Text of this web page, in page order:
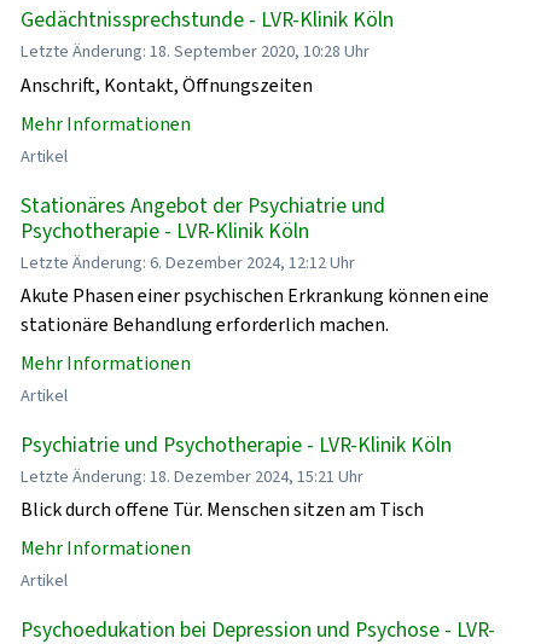
Gedächtnissprechstunde - LVR-Klinik Köln
Letzte Änderung: 18. September 2020, 10:28 Uhr
Anschrift, Kontakt, Öffnungszeiten
Mehr Informationen
Artikel
Stationäres Angebot der Psychiatrie und
Psychotherapie - LVR-Klinik Köln
Letzte Änderung: 6. Dezember 2024, 12:12 Uhr
Akute Phasen einer psychischen Erkrankung können eine
stationäre Behandlung erforderlich machen.
Mehr Informationen
Artikel
Psychiatrie und Psychotherapie - LVR-Klinik Köln
Letzte Änderung: 18. Dezember 2024, 15:21 Uhr
Blick durch offene Tür. Menschen sitzen am Tisch
Mehr Informationen
Artikel
Psychoedukation bei Depression und Psychose - LVR-